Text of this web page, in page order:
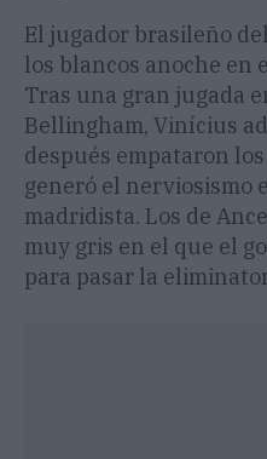
El jugador brasileño del
los blancos anoche en
Tras una gran jugada
Bellingham, Vinícius
después empataron
generó el nerviosismo
madridista. Los de
muy gris en el que el
para pasar la